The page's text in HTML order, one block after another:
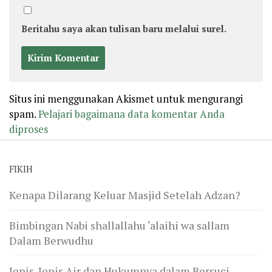
Beritahu saya akan tulisan baru melalui surel.
Situs ini menggunakan Akismet untuk mengurangi
spam.Pelajari bagaimana data komentar Anda
diproses
FIKIH
Kenapa Dilarang Keluar Masjid Setelah Adzan?
Bimbingan Nabi shallallahu ‘alaihi wa sallam
Dalam Berwudhu